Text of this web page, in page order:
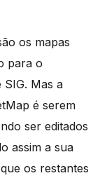
os mapas
para o
SIG. Mas a
é serem
ser editados
assim a sua
os restantes